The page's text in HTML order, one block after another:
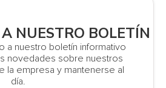
NUESTRO BOLETÍN
a nuestro boletín informativo
novedades sobre nuestros
la empresa y mantenerse al
día.